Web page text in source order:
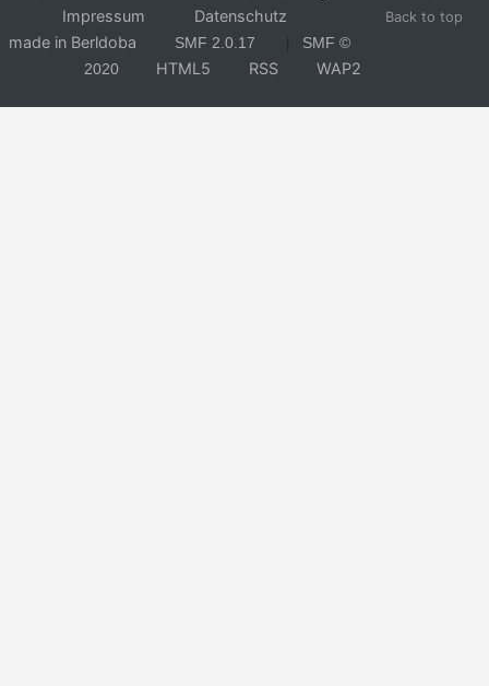
Impressum
Datenschutz Back to top
made in Berldoba SMF 2.0.17
SMF ©
2020
HTML5 RSS WAP2